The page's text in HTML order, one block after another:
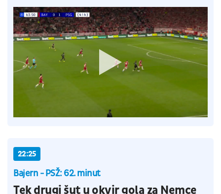
22:25
Bajern - PSŽ: 62. minut
Tek drugi šut u okvir gola za Nemce